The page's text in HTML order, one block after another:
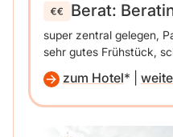
Berat:
super zentral gelegen,
sehr gutes Frühstück,
zum Hotel